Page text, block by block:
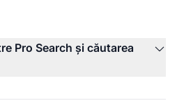
Pro Search și căutarea